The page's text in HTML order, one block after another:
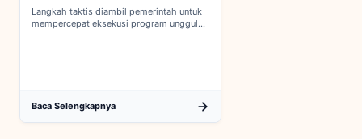
Langkah taktis diambil pemerintah untuk
mempercepat eksekusi program unggulan
Baca Selengkapnya